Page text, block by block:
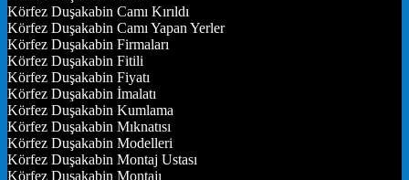
Körfez Duşakabin Camı Kırıldı
Körfez Duşakabin Camı Yapan Yerler
Körfez Duşakabin Firmaları
Körfez Duşakabin Fitili
Körfez Duşakabin Fiyatı
Körfez Duşakabin İmalatı
Körfez Duşakabin Kumlama
Körfez Duşakabin Mıknatısı
Körfez Duşakabin Modelleri
Körfez Duşakabin Montaj Ustası
Körfez Duşakabin Montajı